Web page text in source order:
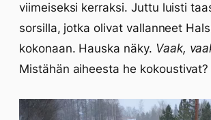
viimeiseksi kerraksi. Juttu luisti
sorsilla, jotka olivat vallanneet
kokonaan. Hauska näky. Vaak,
Mistähän aiheesta he kokoustivat?